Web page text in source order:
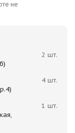
не
2 шт.
4 шт.
1 шт.